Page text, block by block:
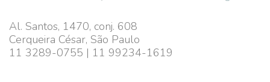
Al. Santos, 1470, conj. 608
Cerqueira César, São Paulo
11 3289-0755 | 11 99234-1619